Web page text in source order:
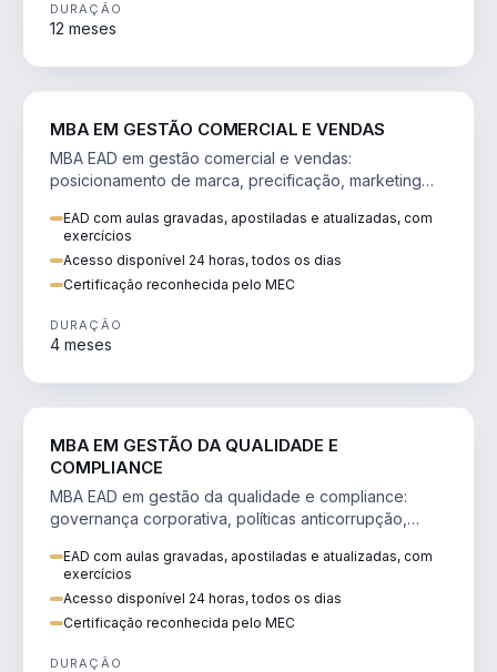
DURAÇÃO
12 meses
MBA EM GESTÃO COMERCIAL E VENDAS
MBA EAD em gestão comercial e vendas:
posicionamento de marca, precificação, marketing
EAD com aulas gravadas, apostiladas e atualizadas, com
exercícios
Acesso disponível 24 horas, todos os dias
Certificação reconhecida pelo MEC
DURAÇÃO
4 meses
MBA EM GESTÃO DA QUALIDADE E
COMPLIANCE
MBA EAD em gestão da qualidade e compliance:
governança corporativa, políticas anticorrupção,
EAD com aulas gravadas, apostiladas e atualizadas, com
exercícios
Acesso disponível 24 horas, todos os dias
Certificação reconhecida pelo MEC
DURAÇÃO